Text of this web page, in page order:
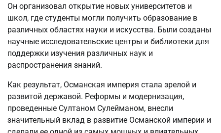
Он организовал открытие новых университетов и
школ, где студенты могли получить образование в
различных областях науки и искусства. Были созданы
научные исследовательские центры и библиотеки для
поддержки изучения различных наук и
распространения знаний.
Как результат, Османская империя стала зрелой и
развитой державой. Реформы и модернизация,
проведенные Султаном Сулейманом, внесли
значительный вклад в развитие Османской империи и